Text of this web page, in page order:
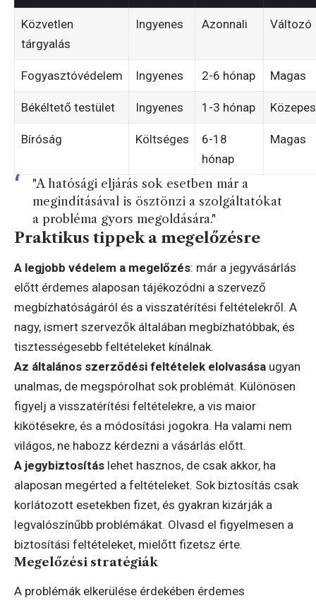
Közvetlen
tárgyalás
Ingyenes Azonnali Változó
Fogyasztóvédelem Ingyenes 2-6 hónap Magas
Békéltető testület Ingyenes 1-3 hónap Közepes
Bíróság Költséges
6-18
hónap
Magas
"A hatósági eljárás sok esetben már a
megindításával is ösztönzi a szolgáltatókat
a probléma gyors megoldására."
Praktikus tippek a megelőzésre
A legjobb védelem a megelőzés: már a jegyvásárlás
előtt érdemes alaposan tájékozódni a szervező
megbízhatóságáról és a visszatérítési feltételekről. A
nagy, ismert szervezők általában megbízhatóbbak, és
tisztességesebb feltételeket kínálnak.
Az általános szerződési feltételek elolvasása ugyan
unalmas, de megspórolhat sok problémát. Különösen
figyelj a visszatérítési feltételekre, a vis maior
kikötésekre, és a módosítási jogokra. Ha valami nem
világos, ne habozz kérdezni a vásárlás előtt.
A jegybiztosítás lehet hasznos, de csak akkor, ha
alaposan megérted a feltételeket. Sok biztosítás csak
korlátozott esetekben fizet, és gyakran kizárják a
legvalószínűbb problémákat. Olvasd el figyelmesen a
biztosítási feltételeket, mielőtt fizetsz érte.
Megelőzési stratégiák
A problémák elkerülése érdekében érdemes